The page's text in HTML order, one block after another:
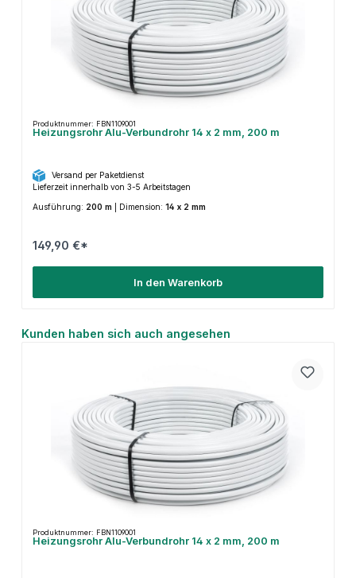
Produktnummer: FBN1109001
Heizungsrohr Alu-Verbundrohr 14 x 2 mm, 200 m
Versand per Paketdienst
Lieferzeit innerhalb von 3-5 Arbeitstagen
Ausführung: 200 m Dimension: 14 x 2 mm
149,90 €*
In den Warenkorb
Produktgalerie überspringen
Kunden haben sich auch angesehen
Produktnummer: FBN1109001
Heizungsrohr Alu-Verbundrohr 14 x 2 mm, 200 m